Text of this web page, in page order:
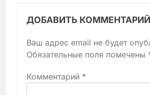
ДОБАВИТЬ КОММЕНТАРИЙ
Ваш адрес email не будет
Обязательные поля помечены
Комментарий *